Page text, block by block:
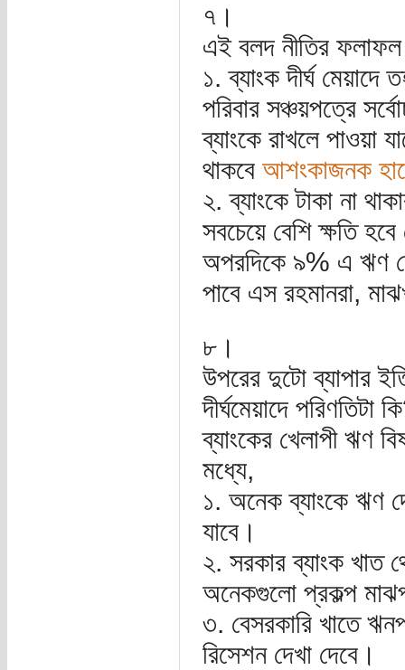
৭।
এই বলদ নীতির
১. ব্যাংক দীর্ঘ
পরিবার সঞ্চয়পত্রে
ব্যাংকে রাখলে পাওয়া
থাকবে আশংকাজনক
২. ব্যাংকে টাকা না
সবচেয়ে বেশি ক্ষতি
অপরদিকে ৯% এ ঋণ
পাবে এস রহমানরা,
৮।
উপরের দুটো ব্যাপার
দীর্ঘমেয়াদে
ব্যাংকের খেলাপী ঋণ
মধ্যে,
১. অনেক ব্যাংকে ঋণ
যাবে।
২. সরকার ব্যাংক খাত
অনেকগুলো প্রকল্প
৩. বেসরকারি খাতে
রিসেশন দেখা দেবে।